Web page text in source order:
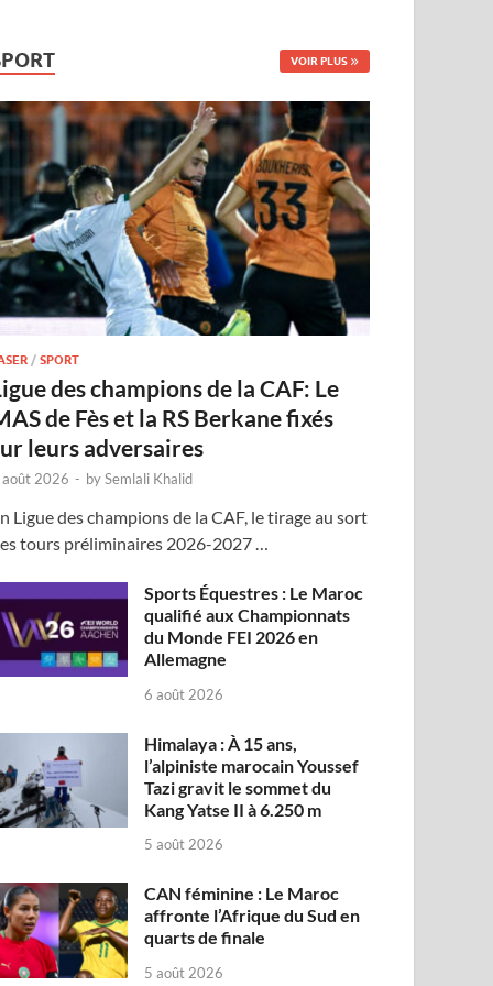
VOIR PLUS
/SPORT
des champions de la CAF: Le
de Fès et la RS Berkane fixés
leurs adversaires
2026 - bySemlali Khalid
Ligue des champions de la CAF, le tirage au sort
tours préliminaires 2026-2027 …
Sports Équestres : Le Maroc
qualifié aux Championnats
du Monde FEI 2026 en
Allemagne
6 août 2026
Himalaya : À 15 ans,
l’alpiniste marocain Youssef
Tazi gravit le sommet du
Kang Yatse II à 6.250 m
5 août 2026
CAN féminine : Le Maroc
affronte l’Afrique du Sud en
quarts de finale
5 août 2026